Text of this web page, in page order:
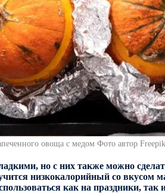
овоща с медом Фото автор Freepik
но с них также можно
низкокалорийный со вкусом
как на праздники, так